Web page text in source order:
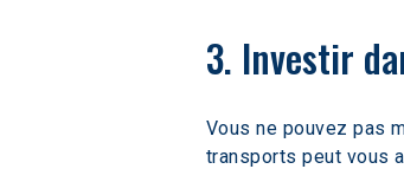
3. Investir
Vous ne pouvez pas
transports peut vous